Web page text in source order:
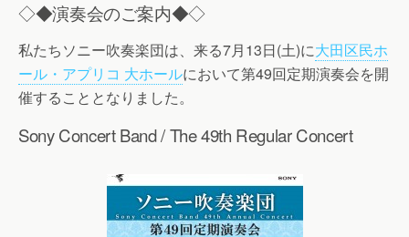
◇◆演奏会のご案内◆◇
私たちソニー吹奏楽団は、来る7月13日(土)に大田区民ホ
ール・アプリコ 大ホールにおいて第49回定期演奏会を開
催することとなりました。
Sony Concert Band / The 49th Regular Concert